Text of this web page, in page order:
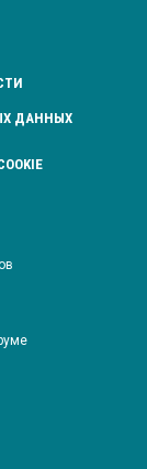
ДАННЫХ